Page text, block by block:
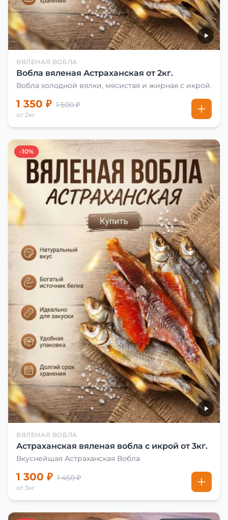
ВЯЛЕНАЯ ВОБЛА
Вобла вяленая Астраханская от 2кг.
Вобла холодной вялки, мясистая и жирная с икрой.
1 350 ₽ 1 500 ₽
от 2кг
-10%
ВЯЛЕНАЯ ВОБЛА
Астраханская вяленая вобла с икрой от 3кг.
Вкуснейшая Астраханская Вобла
1 300 ₽ 1 450 ₽
от 3кг